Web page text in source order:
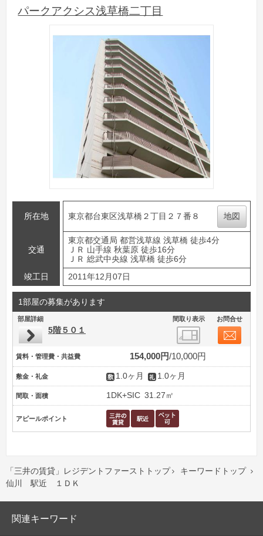
パークアクシス浅草橋二丁目
所在地 東京都台東区浅草橋２丁目２７番８ 地図
交通
東京都交通局 都営浅草線 浅草橋 徒歩4分
ＪＲ 山手線 秋葉原 徒歩16分
ＪＲ 総武中央線 浅草橋 徒歩6分
竣工日
2011年12月07日
1部屋の募集があります
部屋詳細 間取り表示 お問合せ
5階５０１
賃料・管理費・共益費 154,000円 10,000円
敷金・礼金 1.0ヶ月 1.0ヶ月
間取・面積 1DK+SIC 31.27㎡
アピールポイント
「三井の賃貸」レジデントファーストトップ  キーワードトップ 
仙川 駅近 １ＤＫ
関連キーワード